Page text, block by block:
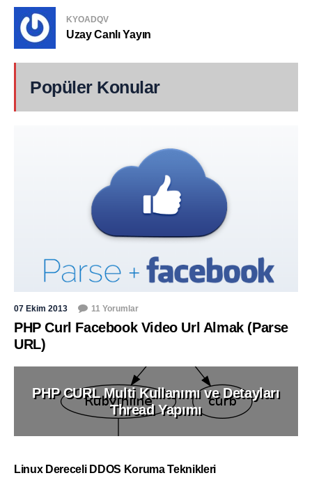
KYOADQV
Uzay Canlı Yayın
Popüler Konular
07 Ekim 2013 11 Yorumlar
PHP Curl Facebook Video Url Almak (Parse
URL)
PHP CURL Multi Kullanımı ve Detayları
Thread Yapımı
Linux Dereceli DDOS Koruma Teknikleri